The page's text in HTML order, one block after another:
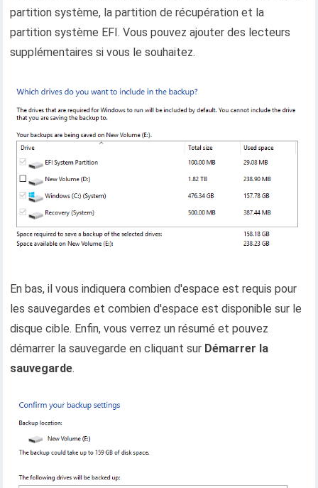
partition système, la partition de récupération et la
partition système EFI. Vous pouvez ajouter des lecteurs
supplémentaires si vous le souhaitez.
En bas, il vous indiquera combien d'espace est requis pour
les sauvegardes et combien d'espace est disponible sur le
disque cible. Enfin, vous verrez un résumé et pouvez
démarrer la sauvegarde en cliquant sur Démarrer la
sauvegarde.